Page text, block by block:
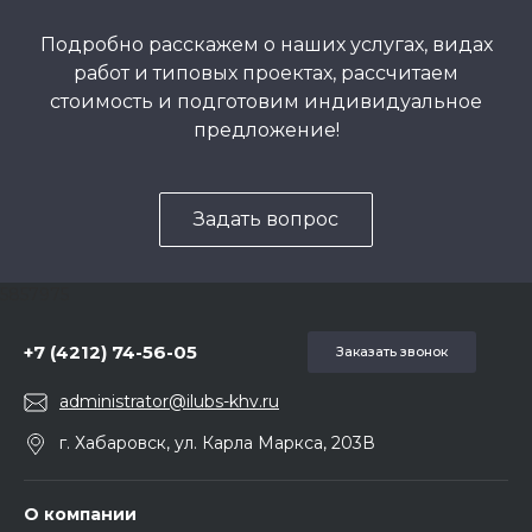
Подробно расскажем о наших услугах, видах
работ и типовых проектах, рассчитаем
стоимость и подготовим индивидуальное
предложение!
Задать вопрос
+7 (4212) 74-56-05 Заказать звонок
administrator@ilubs-khv.ru
г. Хабаровск, ул. Карла Маркса, 203В
О компании